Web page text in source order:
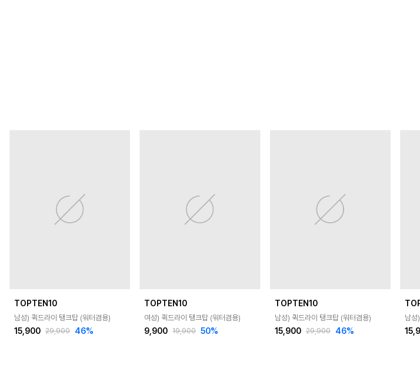
TOPTEN10
남성) 퀵드라이 탱크탑 (워터겸용)
15,900 29,900 46%
TOPTEN10
여성) 퀵드라이 탱크탑 (워터겸용)
9,900 19,900 50%
TOPTEN10
남성) 퀵드라이 탱크탑 (워터겸용)
15,900 29,900 46%
남성